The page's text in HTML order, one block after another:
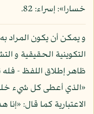
خسارا»: إسراء: 82.
و يمكن أن يكون المراد
التكوينية الحقيقية و
ظاهر إطلاق اللفظ - فله
الاعتبارية كما قال: «إنا